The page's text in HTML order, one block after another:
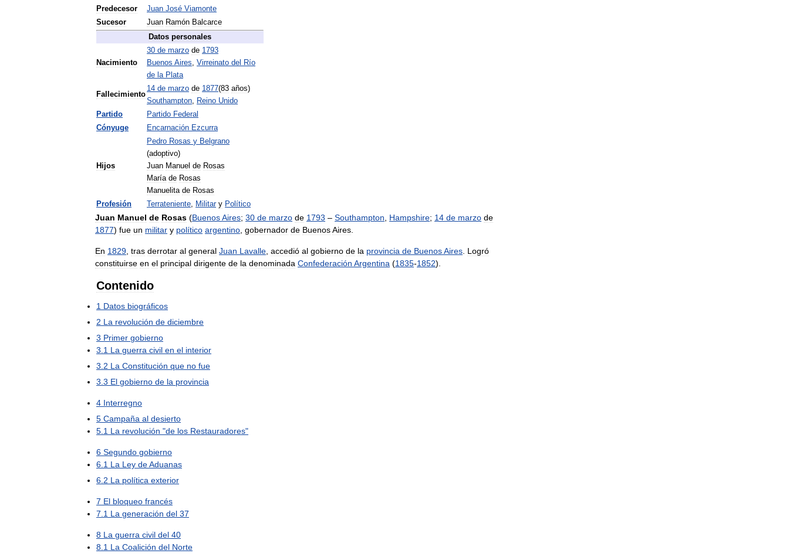
Predecesor
Juan José Viamonte
Sucesor
Juan Ramón Balcarce
Datos personales
Nacimiento
30 de marzo de 1793
Buenos Aires, Virreinato del
Río
de la Plata
Fallecimiento
14 de marzo de 1877(83 años)
Southampton, Reino Unido
Partido
Partido Federal
Cónyuge
Encarnación Ezcurra
Hijos
Pedro Rosas y Belgrano
(adoptivo)
Juan Manuel de Rosas
María de Rosas
Manuelita de Rosas
Profesión
Terrateniente, Militar y Político
Juan Manuel de Rosas (BuenosAires; 30 de marzo de 1793 – Southampton Hampshire; 14 de marzo de
1877) fue un militar y político argentino gobernador de BuenosAires
En 1829 tras derrotar al general Juan Lavalle accedió al gobierno de la provincia de BuenosAires Logró
constituirse en el principal dirigente de la denominada Confederación Argentina (1835-1852).
Contenido
1 Datos biográficos
2 La revolución de diciembre
3 Primer gobierno
3 1 La guerra civil en el interior
3 2 La Constitución que no fue
3 3 El gobierno de la provincia
4 Interregno
5 Campaña al desierto
5 1 La revolución "de los Restauradores"
6 Segundo gobierno
6 1 La Ley deAduanas
6 2 La política exterior
7 El bloqueo francés
7 1 La generación del 37
8 La guerra civil del 40
8 1 La Coalición del Norte